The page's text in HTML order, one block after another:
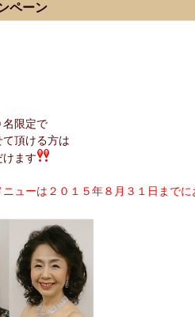
ペーン
名限定で
頂ける方は
けます
ューは２０１５年８月３１日までに